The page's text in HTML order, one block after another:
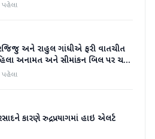
પહેલા
અને રાહુલ ગાંધીએ ફરી વાતચીત
અનામત અને સીમાંકન બિલ પર ચર્ચા
પહેલા
કારણે રુદ્રપ્રયાગમાં હાઇ એલર્ટ